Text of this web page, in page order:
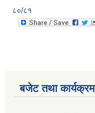
८०/८१
बजेट तथा कार्यक्रम